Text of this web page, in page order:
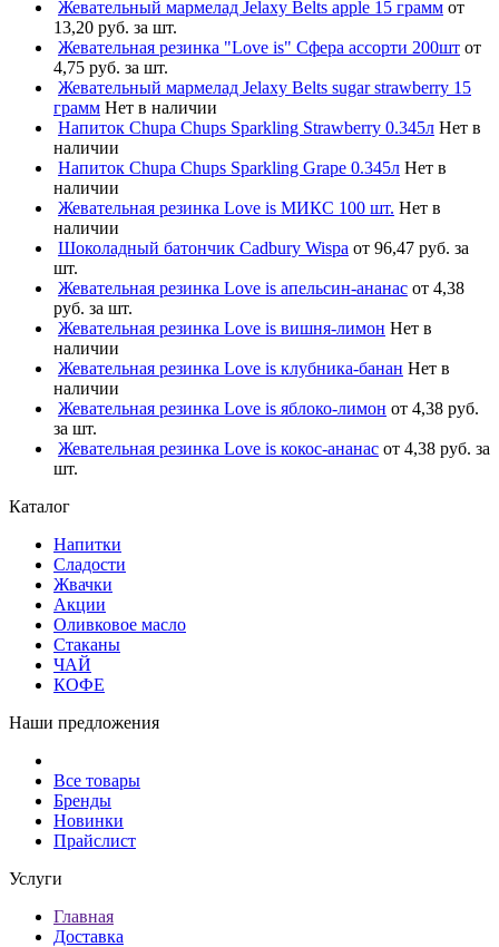
Жевательный мармелад Jelaxy Belts apple 15 грамм от
13,20 руб. за шт.
Жевательная резинка "Love is" Сфера ассорти 200шт от
4,75 руб. за шт.
Жевательный мармелад Jelaxy Belts sugar strawberry 15
грамм Нет в наличии
Напиток Chupa Chups Sparkling Strawberry 0.345л Нет в
наличии
Напиток Chupa Chups Sparkling Grape 0.345л Нет в
наличии
Жевательная резинка Love is МИКС 100 шт. Нет в
наличии
Шоколадный батончик Cadbury Wispa от 96,47 руб. за
шт.
Жевательная резинка Love is апельсин-ананас от 4,38
руб. за шт.
Жевательная резинка Love is вишня-лимон Нет в
наличии
Жевательная резинка Love is клубника-банан Нет в
наличии
Жевательная резинка Love is яблоко-лимон от 4,38 руб.
за шт.
Жевательная резинка Love is кокос-ананас от 4,38 руб. за
шт.
Каталог
Напитки
Сладости
Жвачки
Акции
Оливковое масло
Стаканы
ЧАЙ
КОФЕ
Наши предложения
Все товары
Бренды
Новинки
Прайслист
Услуги
Главная
Доставка